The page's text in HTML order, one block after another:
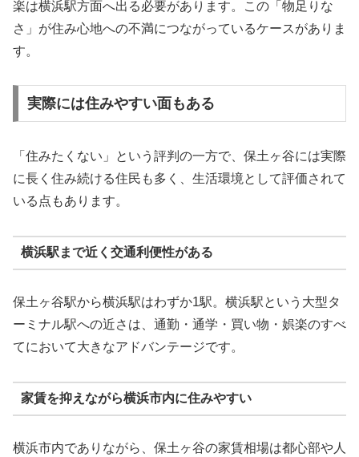
楽は横浜駅方面へ出る必要があります。この「物足りな
さ」が住み心地への不満につながっているケースがありま
す。
実際には住みやすい面もある
「住みたくない」という評判の一方で、保土ヶ谷には実際
に長く住み続ける住民も多く、生活環境として評価されて
いる点もあります。
横浜駅まで近く交通利便性がある
保土ヶ谷駅から横浜駅はわずか1駅。横浜駅という大型タ
ーミナル駅への近さは、通勤・通学・買い物・娯楽のすべ
てにおいて大きなアドバンテージです。
家賃を抑えながら横浜市内に住みやすい
横浜市内でありながら、保土ヶ谷の家賃相場は都心部や人